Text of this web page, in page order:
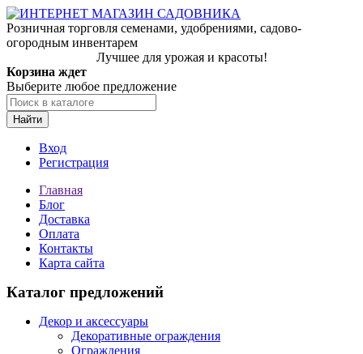
Розничная торговля семенами, удобрениями, садово-
огородным инвентарем
Лучшее для урожая и красоты!
Корзина ждет
Выберите любое предложение
Найти
Вход
Регистрация
Главная
Блог
Доставка
Оплата
Контакты
Карта сайта
Каталог предложений
Декор и аксессуары
Декоративные ограждения
Ограждения